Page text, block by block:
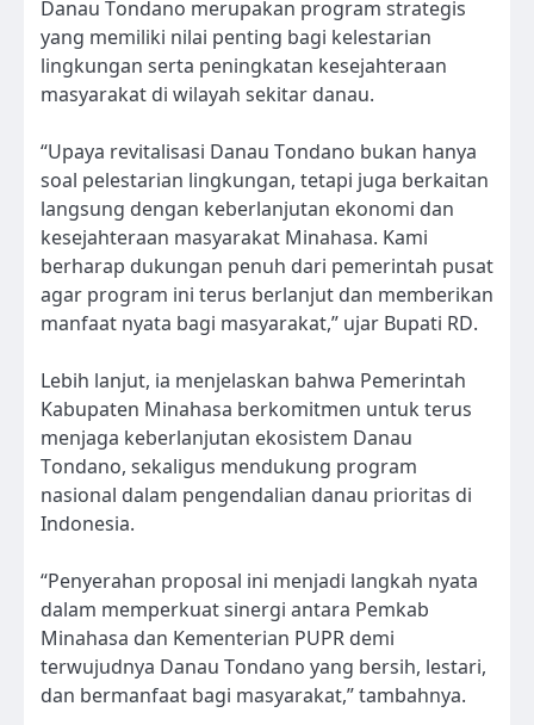
Danau Tondano merupakan program strategis
yang memiliki nilai penting bagi kelestarian
lingkungan serta peningkatan kesejahteraan
masyarakat di wilayah sekitar danau.
“Upaya revitalisasi Danau Tondano bukan hanya
soal pelestarian lingkungan, tetapi juga berkaitan
langsung dengan keberlanjutan ekonomi dan
kesejahteraan masyarakat Minahasa. Kami
berharap dukungan penuh dari pemerintah pusat
agar program ini terus berlanjut dan memberikan
manfaat nyata bagi masyarakat,” ujar Bupati RD.
Lebih lanjut, ia menjelaskan bahwa Pemerintah
Kabupaten Minahasa berkomitmen untuk terus
menjaga keberlanjutan ekosistem Danau
Tondano, sekaligus mendukung program
nasional dalam pengendalian danau prioritas di
Indonesia.
“Penyerahan proposal ini menjadi langkah nyata
dalam memperkuat sinergi antara Pemkab
Minahasa dan Kementerian PUPR demi
terwujudnya Danau Tondano yang bersih, lestari,
dan bermanfaat bagi masyarakat,” tambahnya.